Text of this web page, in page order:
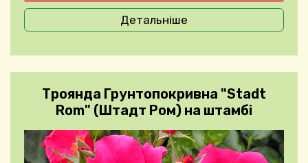
Детальніше
Троянда Грунтопокривна "Stadt
Rom" (Штадт Ром) на штамбі